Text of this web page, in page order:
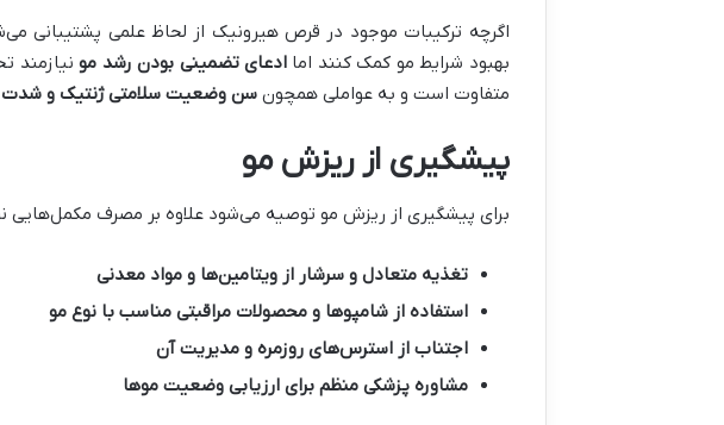
اگرچه ترکیبات موجود در قرص هیرونیک از لحاظ علمی پشتیبانی
بهبود شرایط مو کمک کنند اما ادعای تضمینی بودن رشد مونیازمند
متفاوت است و به عواملی همچونسن وضعیت سلامتی ژنتیک و
پیشگیری از ریزش مو
برای پیشگیری از ریزش مو توصیه می‌شود علاوه بر مصرف مکمل‌هایی
تغذیه متعادل و سرشار از ویتامین‌ها و مواد معدنی
استفاده از شامپوها و محصولات مراقبتی مناسب با نوع مو
اجتناب از استرس‌های روزمره و مدیریت آن
مشاوره پزشکی منظم برای ارزیابی وضعیت موها